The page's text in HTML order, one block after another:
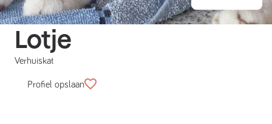
Lotje
Verhuiskat
Profiel opslaan